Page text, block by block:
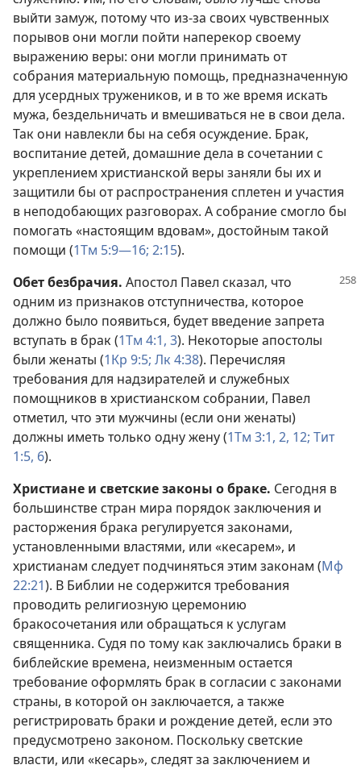
выйти замуж, потому что из-за своих чувственных
порывов они могли пойти наперекор своему
выражению веры: они могли принимать от
собрания материальную помощь, предназначенную
для усердных тружеников, и в то же время искать
мужа, бездельничать и вмешиваться не в свои дела.
Так они навлекли бы на себя осуждение. Брак,
воспитание детей, домашние дела в сочетании с
укреплением христианской веры заняли бы их и
защитили бы от распространения сплетен и участия
в неподобающих разговорах. А собрание смогло бы
помогать «настоящим вдовам», достойным такой
помощи (1Тм 5:9—16; 2:15).
Обет безбрачия. Апостол Павел сказал, что
одним из признаков отступничества, которое
должно было появиться, будет введение запрета
вступать в брак (1Тм 4:1, 3). Некоторые апостолы
были женаты (1Кр 9:5; Лк 4:38). Перечисляя
требования для надзирателей и служебных
помощников в христианском собрании, Павел
отметил, что эти мужчины (если они женаты)
должны иметь только одну жену (1Тм 3:1, 2, 12; Тит
1:5, 6).
Христиане и светские законы о браке. Сегодня в
большинстве стран мира порядок заключения и
расторжения брака регулируется законами,
установленными властями, или «кесарем», и
христианам следует подчиняться этим законам (Мф
22:21). В Библии не содержится требования
проводить религиозную церемонию
бракосочетания или обращаться к услугам
священника. Судя по тому как заключались браки в
библейские времена, неизменным остается
требование оформлять брак в согласии с законами
страны, в которой он заключается, а также
регистрировать браки и рождение детей, если это
предусмотрено законом. Поскольку светские
власти, или «кесарь», следят за заключением и